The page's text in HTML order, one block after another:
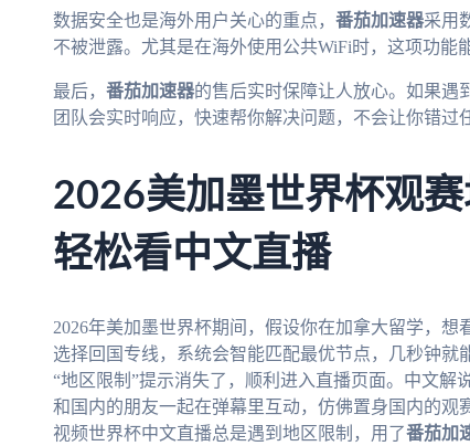
数据安全也是海外用户关心的重点， 番茄加速器采用
不被泄露。尤其是在海外使用公共WiFi时，这项功能
最后， 番茄加速器的售后实时保障让人放心。如果遇
团队会实时响应，快速帮你解决问题，不会让你错过
2026美加墨世界杯观
轻松看中文直播
2026年美加墨世界杯期间，假设你在加拿大留学，想
选择回国专线，系统会智能匹配最优节点，几秒钟
“地区限制”提示消失了，顺利进入直播页面。中文解
和国内的朋友一起在弹幕里互动，仿佛置身国内的
视频世界杯中文直播总是遇到地区限制，用了番茄加